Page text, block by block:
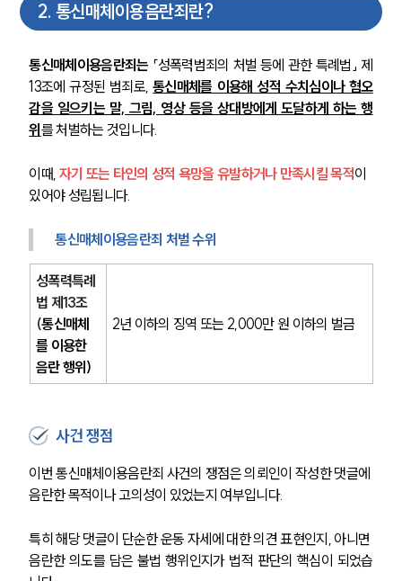
2. 통신매체이용음란죄란?
통신매체이용음란죄는 「성폭력범죄의 처벌 등에 관한 특례법」 제
13조에 규정된 범죄로, 통신매체를 이용해 성적 수치심이나 혐오
감을 일으키는 말, 그림, 영상 등을 상대방에게 도달하게 하는 행
위를 처벌하는 것입니다.
이때, 자기 또는 타인의 성적 욕망을 유발하거나 만족시킬 목적이
있어야 성립됩니다.
통신매체이용음란죄 처벌 수위
성폭력특례
법 제13조
(통신매체
를 이용한
음란 행위)
2년 이하의 징역 또는 2,000만 원 이하의 벌금
사건 쟁점
이번 통신매체이용음란죄 사건의 쟁점은 의뢰인이 작성한 댓글에
음란한 목적이나 고의성이 있었는지 여부입니다.
특히 해당 댓글이 단순한 운동 자세에 대한 의견 표현인지, 아니면
음란한 의도를 담은 불법 행위인지가 법적 판단의 핵심이 되었습